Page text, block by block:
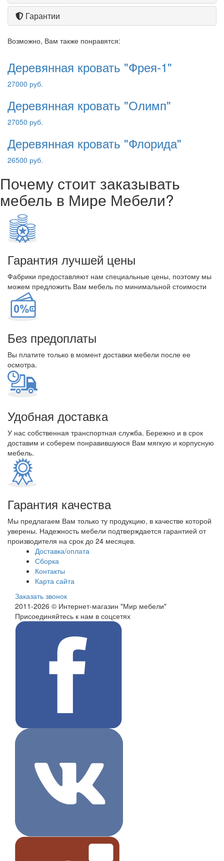
Гарантии
Возможно, Вам также понравятся:
Деревянная кровать "Фрея-1"
27000 руб.
Деревянная кровать "Олимп"
27050 руб.
Деревянная кровать "Флорида"
26500 руб.
Почему стоит заказывать
мебель в Мире Мебели?
Гарантия лучшей цены
Фабрики предоставляют нам специальные цены, поэтому мы
можем предложить Вам мебель по минимальной стоимости
Без предоплаты
Вы платите только в момент доставки мебели после ее
осмотра.
Удобная доставка
У нас собственная транспортная служба. Бережно и в срок
доставим и соберем понравившуюся Вам мягкую и корпусную
мебель.
Гарантия качества
Мы предлагаем Вам только ту продукцию, в качестве которой
уверены. Надежность мебели подтверждается гарантией от
производителя на срок до 24 месяцев.
Доставка/оплата
Сборка
Контакты
Карта сайта
Заказать звонок
2011-2026 © Интернет-магазин "Мир мебели"
Присоединяйтесь к нам в соцсетях